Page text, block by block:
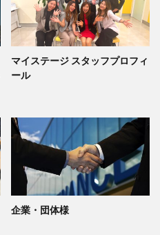
マイステージ スタッフプロフィ
ール
企業・団体様